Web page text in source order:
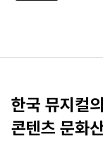
한국 뮤지컬
콘텐츠 문화